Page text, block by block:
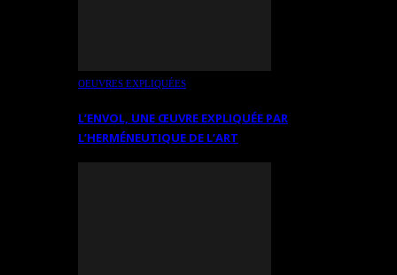
OEUVRES EXPLIQUÉES
L’ENVOL, UNE ŒUVRE EXPLIQUÉE PAR
L’HERMÉNEUTIQUE DE L’ART